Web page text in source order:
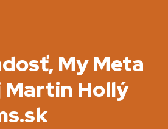
My Meta
Martin Hollý